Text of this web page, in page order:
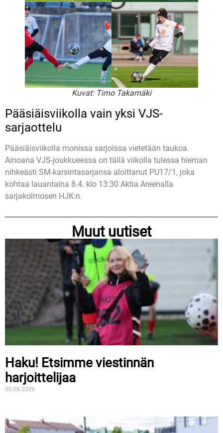
Kuvat: Timo Takamäki
Pääsiäisviikolla vain yksi VJS-
sarjaottelu
Pääsiäisviikolla monissa sarjoissa vietetään taukoa.
Ainoana VJS-joukkueessa on tällä viikolla tulessa hieman
nihkeästi SM-karsintasarjansa aloittanut PU17/1, joka
kohtaa lauantaina 8.4. klo 13:30 Aktia Areenalla
sarjakolmosen HJK:n.
Muut uutiset
Haku! Etsimme viestinnän
harjoittelijaa
05.08.2026